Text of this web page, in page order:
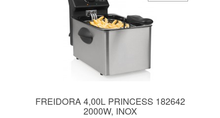
FREIDORA 4,00L PRINCESS 182642
2000W, INOX